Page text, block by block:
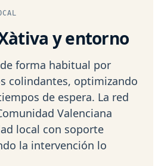
y entorno
forma habitual por
colindantes, optimizando
de espera. La red
Valenciana
local con soporte
la intervención lo